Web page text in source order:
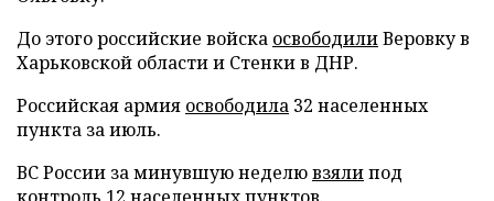
До этого российские войска освободилиВеровку в
Харьковской области и Стенки в ДНР.
Российская армия освободила 32 населенных
пункта за июль.
ВС России за минувшую неделювзялипод